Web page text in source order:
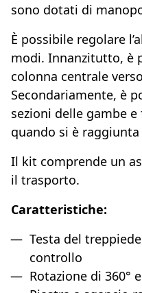
sono dotati di
È possibile regolare
modi. Innanzitutto, è
colonna centrale
Secondariamente, è
sezioni delle gambe
quando si è raggiunta
Il kit comprende un
il trasporto.
Caratteristiche:
Testa del
controllo
Rotazione di 360°